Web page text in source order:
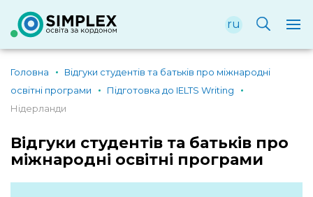
ru
Головна
Відгуки студентів та батьків про міжнародні
освітні програми
Підготовка до IELTS Writing
Нідерланди
Відгуки студентів та батьків про
міжнародні освітні програми